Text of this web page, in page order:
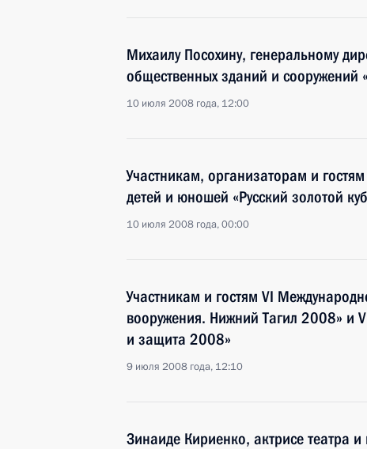
Михаилу Посохину, генеральному
общественных зданий и сооружений
10 июля 2008 года, 12:00
Участникам, организаторам и
детей и юношей «Русский золотой
10 июля 2008 года, 00:00
Участникам и гостям VI
вооружения. Нижний Тагил 2008» и
и защита 2008»
9 июля 2008 года, 12:10
Зинаиде Кириенко, актрисе театра